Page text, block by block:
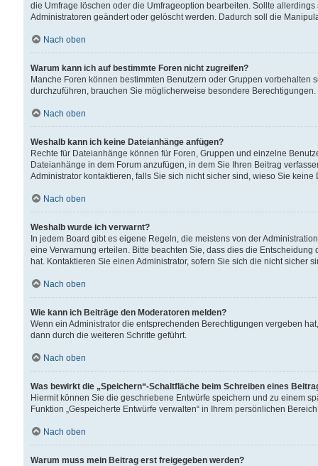
die Umfrage löschen oder die Umfrageoption bearbeiten. Sollte
Administratoren geändert oder gelöscht werden. Dadurch soll die
Nach oben
Warum kann ich auf bestimmte Foren nicht zugreifen?
Manche Foren können bestimmten Benutzern oder Gruppen
durchzuführen, brauchen Sie möglicherweise besondere
Nach oben
Weshalb kann ich keine Dateianhänge anfügen?
Rechte für Dateianhänge können für Foren, Gruppen und einzelne
Dateianhänge in dem Forum anzufügen, in dem Sie Ihren Beitrag
Administrator kontaktieren, falls Sie sich nicht sicher sind, wieso Sie
Nach oben
Weshalb wurde ich verwarnt?
In jedem Board gibt es eigene Regeln, die meistens von der
eine Verwarnung erteilen. Bitte beachten Sie, dass dies die
hat. Kontaktieren Sie einen Administrator, sofern Sie sich die nicht sicher
Nach oben
Wie kann ich Beiträge den Moderatoren melden?
Wenn ein Administrator die entsprechenden Berechtigungen vergeben
dann durch die weiteren Schritte geführt.
Nach oben
Was bewirkt die „Speichern“-Schaltfläche beim Schreiben eines
Hiermit können Sie die geschriebene Entwürfe speichern und zu einem
Funktion „Gespeicherte Entwürfe verwalten“ in Ihrem persönlichen
Nach oben
Warum muss mein Beitrag erst freigegeben werden?